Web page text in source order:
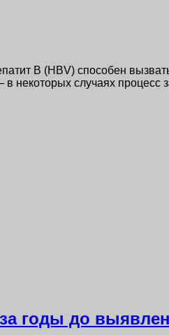
В (HBV) способен
некоторых случаях
годы до